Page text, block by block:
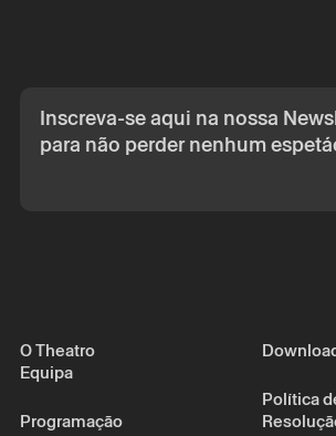
Inscreva-se aqui na nossa
para não perder nenhum
O Theatro
Equipa
Programação
Política